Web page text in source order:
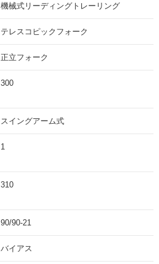
機械式リーディングトレーリング
テレスコピックフォーク
正立フォーク
300
スイングアーム式
1
310
90/90-21
バイアス